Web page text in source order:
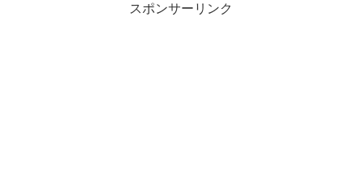
スポンサーリンク